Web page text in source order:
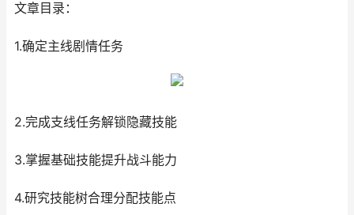
文章目录：
1.确定主线剧情任务
2.完成支线任务解锁隐藏技能
3.掌握基础技能提升战斗能力
4.研究技能树合理分配技能点